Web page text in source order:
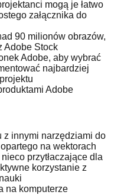
mogą je łatwo
załącznika do
90 milionów obrazów,
Adobe Stock
Adobe, aby wybrać
najbardziej
Adobe
z innymi narzędziami do
na wektorach
przytłaczające dla
korzystanie z
na komputerze